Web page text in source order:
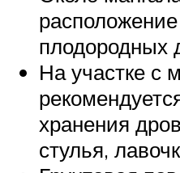
плодородных
На участке с
хранения
стулья,